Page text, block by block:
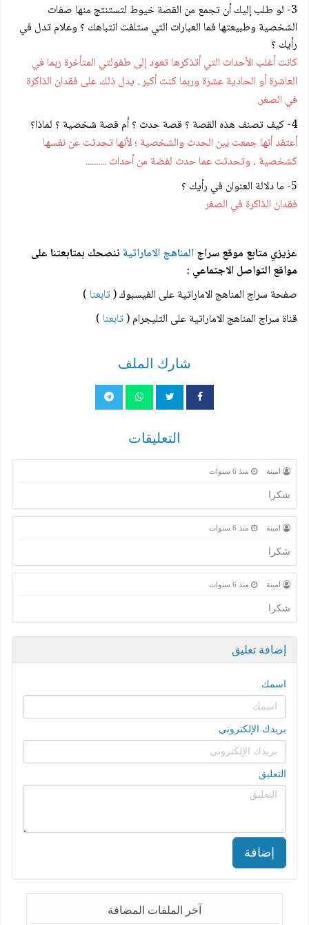
3- لو طلب إليك أن تجمع من القصة خيوط لتستنتج منها صفات
الشخصية وطبيعتها فما العبارات التي ستلفت انتباهك ؟ وعلام تدل في
رأيك ؟
كانت أغلب الأحداث التي أتذكرها تعود إلى طفولتي المتأخرة ربما في
العاشرة أو الحادية عشرة وربما كنت أكبر . يدل ذلك على فقدان الذاكرة
في الصغر.
4- كيف تصنف هذه القصة ؟ قصة حدث ؟ أم قصة شخصية ؟ لماذا؟
أعتقد أنها جمعت بين الحدث والشخصية ؛ لأنها تحدثت عن نفسها
كشخصية ، وتحدثت عما حدث لفضة من أحداث ..........
5- ما دلالة العنوان في رأيك ؟
فقدان الذاكرة في الصغر
عزيزي متابع موقع سراجالمناهج الاماراتية ننصحك بمتابعتنا على
مواقع التواصل الاجتماعي :
صفحة سراج المناهج الاماراتية على الفيسبوك (تابعنا )
قناة سراج المناهج الاماراتية على التليجرام (تابعنا )
شارك الملف
التعليقات
امينة منذ 6 سنوات
شكرا
امينة منذ 6 سنوات
شكرا
امينة منذ 6 سنوات
شكرا
إضافة تعليق
اسمك
بريدك الإلكتروني
التعليق
إضافة
آخر الملفات المضافة